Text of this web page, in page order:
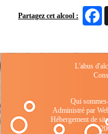
Partagez cet alcool :
L'abus
Qui
Administré par
Hébergement de